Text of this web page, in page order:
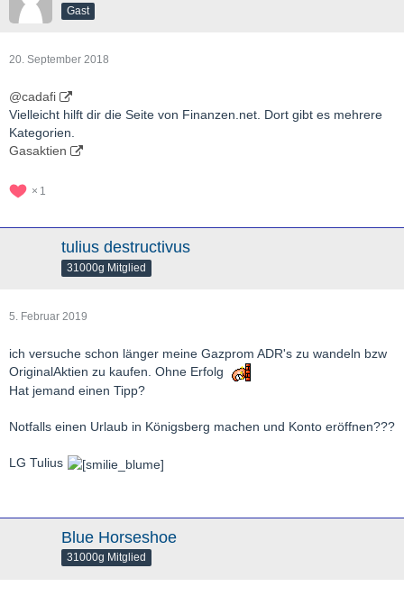
Gast
20. September 2018
@cadafi
Vielleicht hilft dir die Seite von Finanzen.net. Dort gibt es mehrere
Kategorien.
Gasaktien
1
tulius destructivus
31000g Mitglied
5. Februar 2019
ich versuche schon länger meine Gazprom ADR's zu wandeln bzw
OriginalAktien zu kaufen. Ohne Erfolg
Hat jemand einen Tipp?
Notfalls einen Urlaub in Königsberg machen und Konto eröffnen???
LG Tulius
Blue Horseshoe
31000g Mitglied